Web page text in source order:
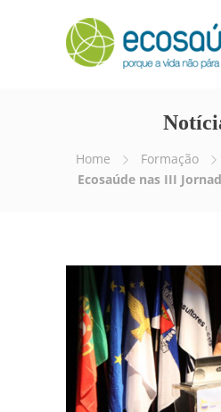
Home Formação
Ecosaúde nas III